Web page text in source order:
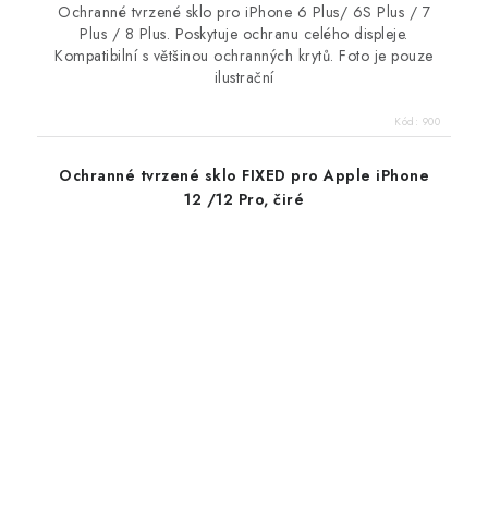
Ochranné tvrzené sklo pro iPhone 6 Plus/ 6S Plus / 7
Plus / 8 Plus. Poskytuje ochranu celého displeje.
Kompatibilní s většinou ochranných krytů. Foto je pouze
ilustrační
Kód: 900
Ochranné tvrzené sklo FIXED pro Apple iPhone
12 /12 Pro, čiré